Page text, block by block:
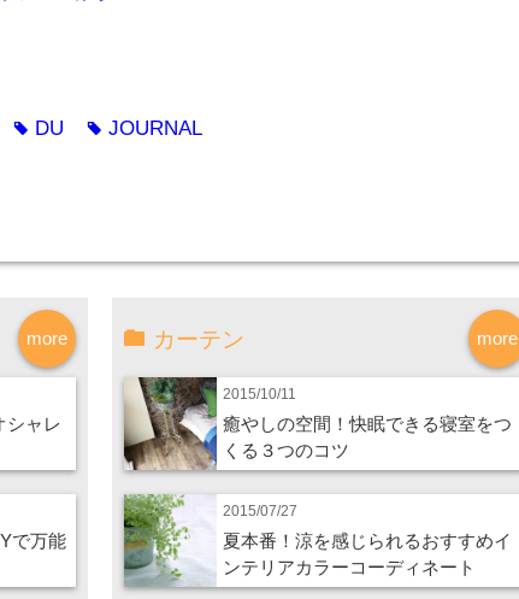
tag DU tag JOURNAL
more
シャレ
で万能
more
カーテン
2015/10/11
癒やしの空間！快眠できる寝室をつ
くる３つのコツ
2015/07/27
夏本番！涼を感じられるおすすめイ
ンテリアカラーコーディネート